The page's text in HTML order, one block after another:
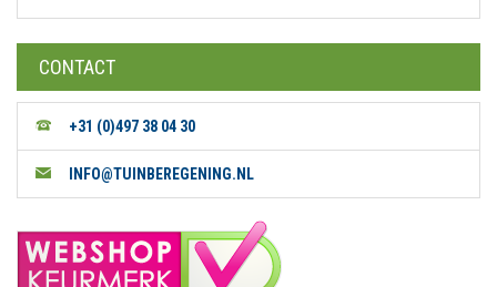
CONTACT
+31 (0)497 38 04 30
INFO@TUINBEREGENING.NL